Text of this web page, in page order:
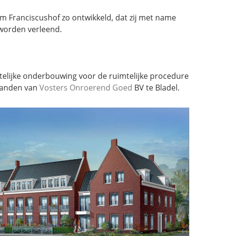
Franciscushof zo ontwikkeld, dat zij met name
verleend.
onderbouwing voor de ruimtelijke procedure
van Vosters Onroerend Goed BV te Bladel.